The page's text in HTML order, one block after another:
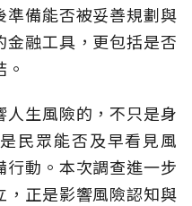
備能否被妥善規劃與
融工具，更包括是否
生風險的，不只是身
民眾能否及早看見風
動。本次調查進一步
正是影響風險認知與